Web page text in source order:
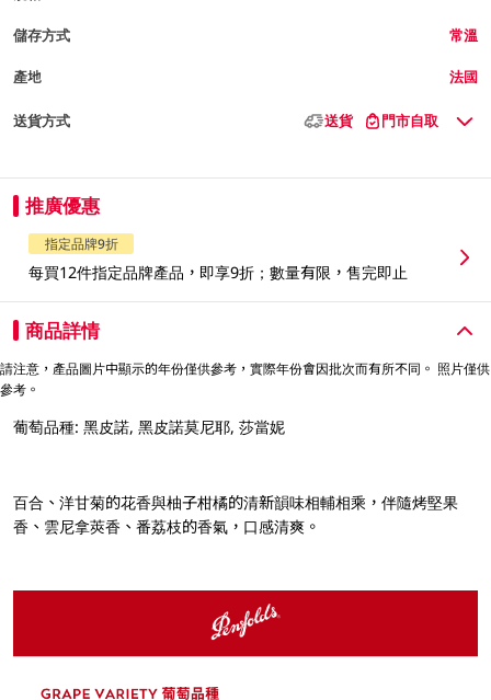
儲存方式 常溫
產地 法國
送貨方式 送貨 門市自取
推廣優惠
指定品牌9折
每買12件指定品牌產品，即享9折；數量有限，售完即止
商品詳情
請注意，產品圖片中顯示的年份僅供參考，實際年份會因批次而有所不同。 照片僅供
參考。
葡萄品種: 黑皮諾, 黑皮諾莫尼耶, 莎當妮
百合、洋甘菊的花香與柚子柑橘的清新韻味相輔相乘，伴隨烤堅果
香、雲尼拿莢香、番荔枝的香氣，口感清爽。